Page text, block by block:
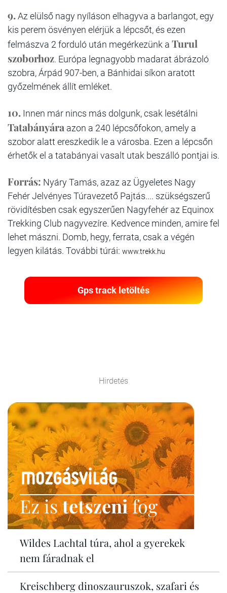
9.Az elülső nagy nyíláson elhagyva a barlangot, egy
kis perem ösvényen elérjük a lépcsőt, és ezen
felmászva 2 forduló után megérkezünk a Turul
szoborhoz. Európa legnagyobb madarat ábrázoló
szobra, Árpád 907-ben, a Bánhidai síkon aratott
győzelmének állít emléket.
10. Innen már nincs más dolgunk, csak lesétálni
Tatabányára azon a 240 lépcsőfokon, amely a
szobor alatt ereszkedik le a városba. Ezen a lépcsőn
érhetők el a tatabányai vasalt utak beszálló pontjai is.
Forrás: Nyáry Tamás, azaz az Ügyeletes Nagy
Fehér Jelvényes Túravezető Pajtás.... szükségszerű
rövidítésben csak egyszerűen Nagyfehér az Equinox
Trekking Club nagyvezíre. Kedvence minden, amire fel
lehet mászni. Domb, hegy, ferrata, csak a végén
legyen kilátás. További túrái: www.trekk.hu
Gps track letöltés
Hirdetés
Ez istetszenifog
Wildes Lachtal túra, ahol a gyerekek
nem fáradnak el
Kreischberg dinoszauruszok, szafari és